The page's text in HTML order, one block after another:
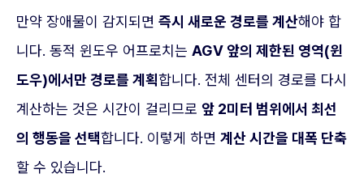
만약 장애물이 감지되면 즉시 새로운 경로를 계산해야 합
니다. 동적 윈도우 어프로치는 AGV 앞의 제한된 영역(윈
도우)에서만 경로를 계획합니다. 전체 센터의 경로를 다시
계산하는 것은 시간이 걸리므로 앞 2미터 범위에서 최선
의 행동을 선택합니다. 이렇게 하면 계산 시간을 대폭 단축
할 수 있습니다.